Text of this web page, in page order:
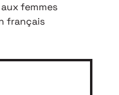
femmes
français